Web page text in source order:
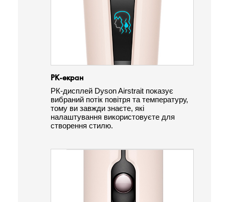
РК-екран
РК-дисплей Dyson Airstrait показує
вибраний потік повітря та температуру,
тому ви завжди знаєте, які
налаштування використовуєте для
створення стилю.